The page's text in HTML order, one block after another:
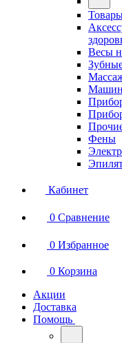
Весы
Фены
Кабинет
0 Сравнение
0 Избранное
0 Корзина
Акции
Доставка
Помощь